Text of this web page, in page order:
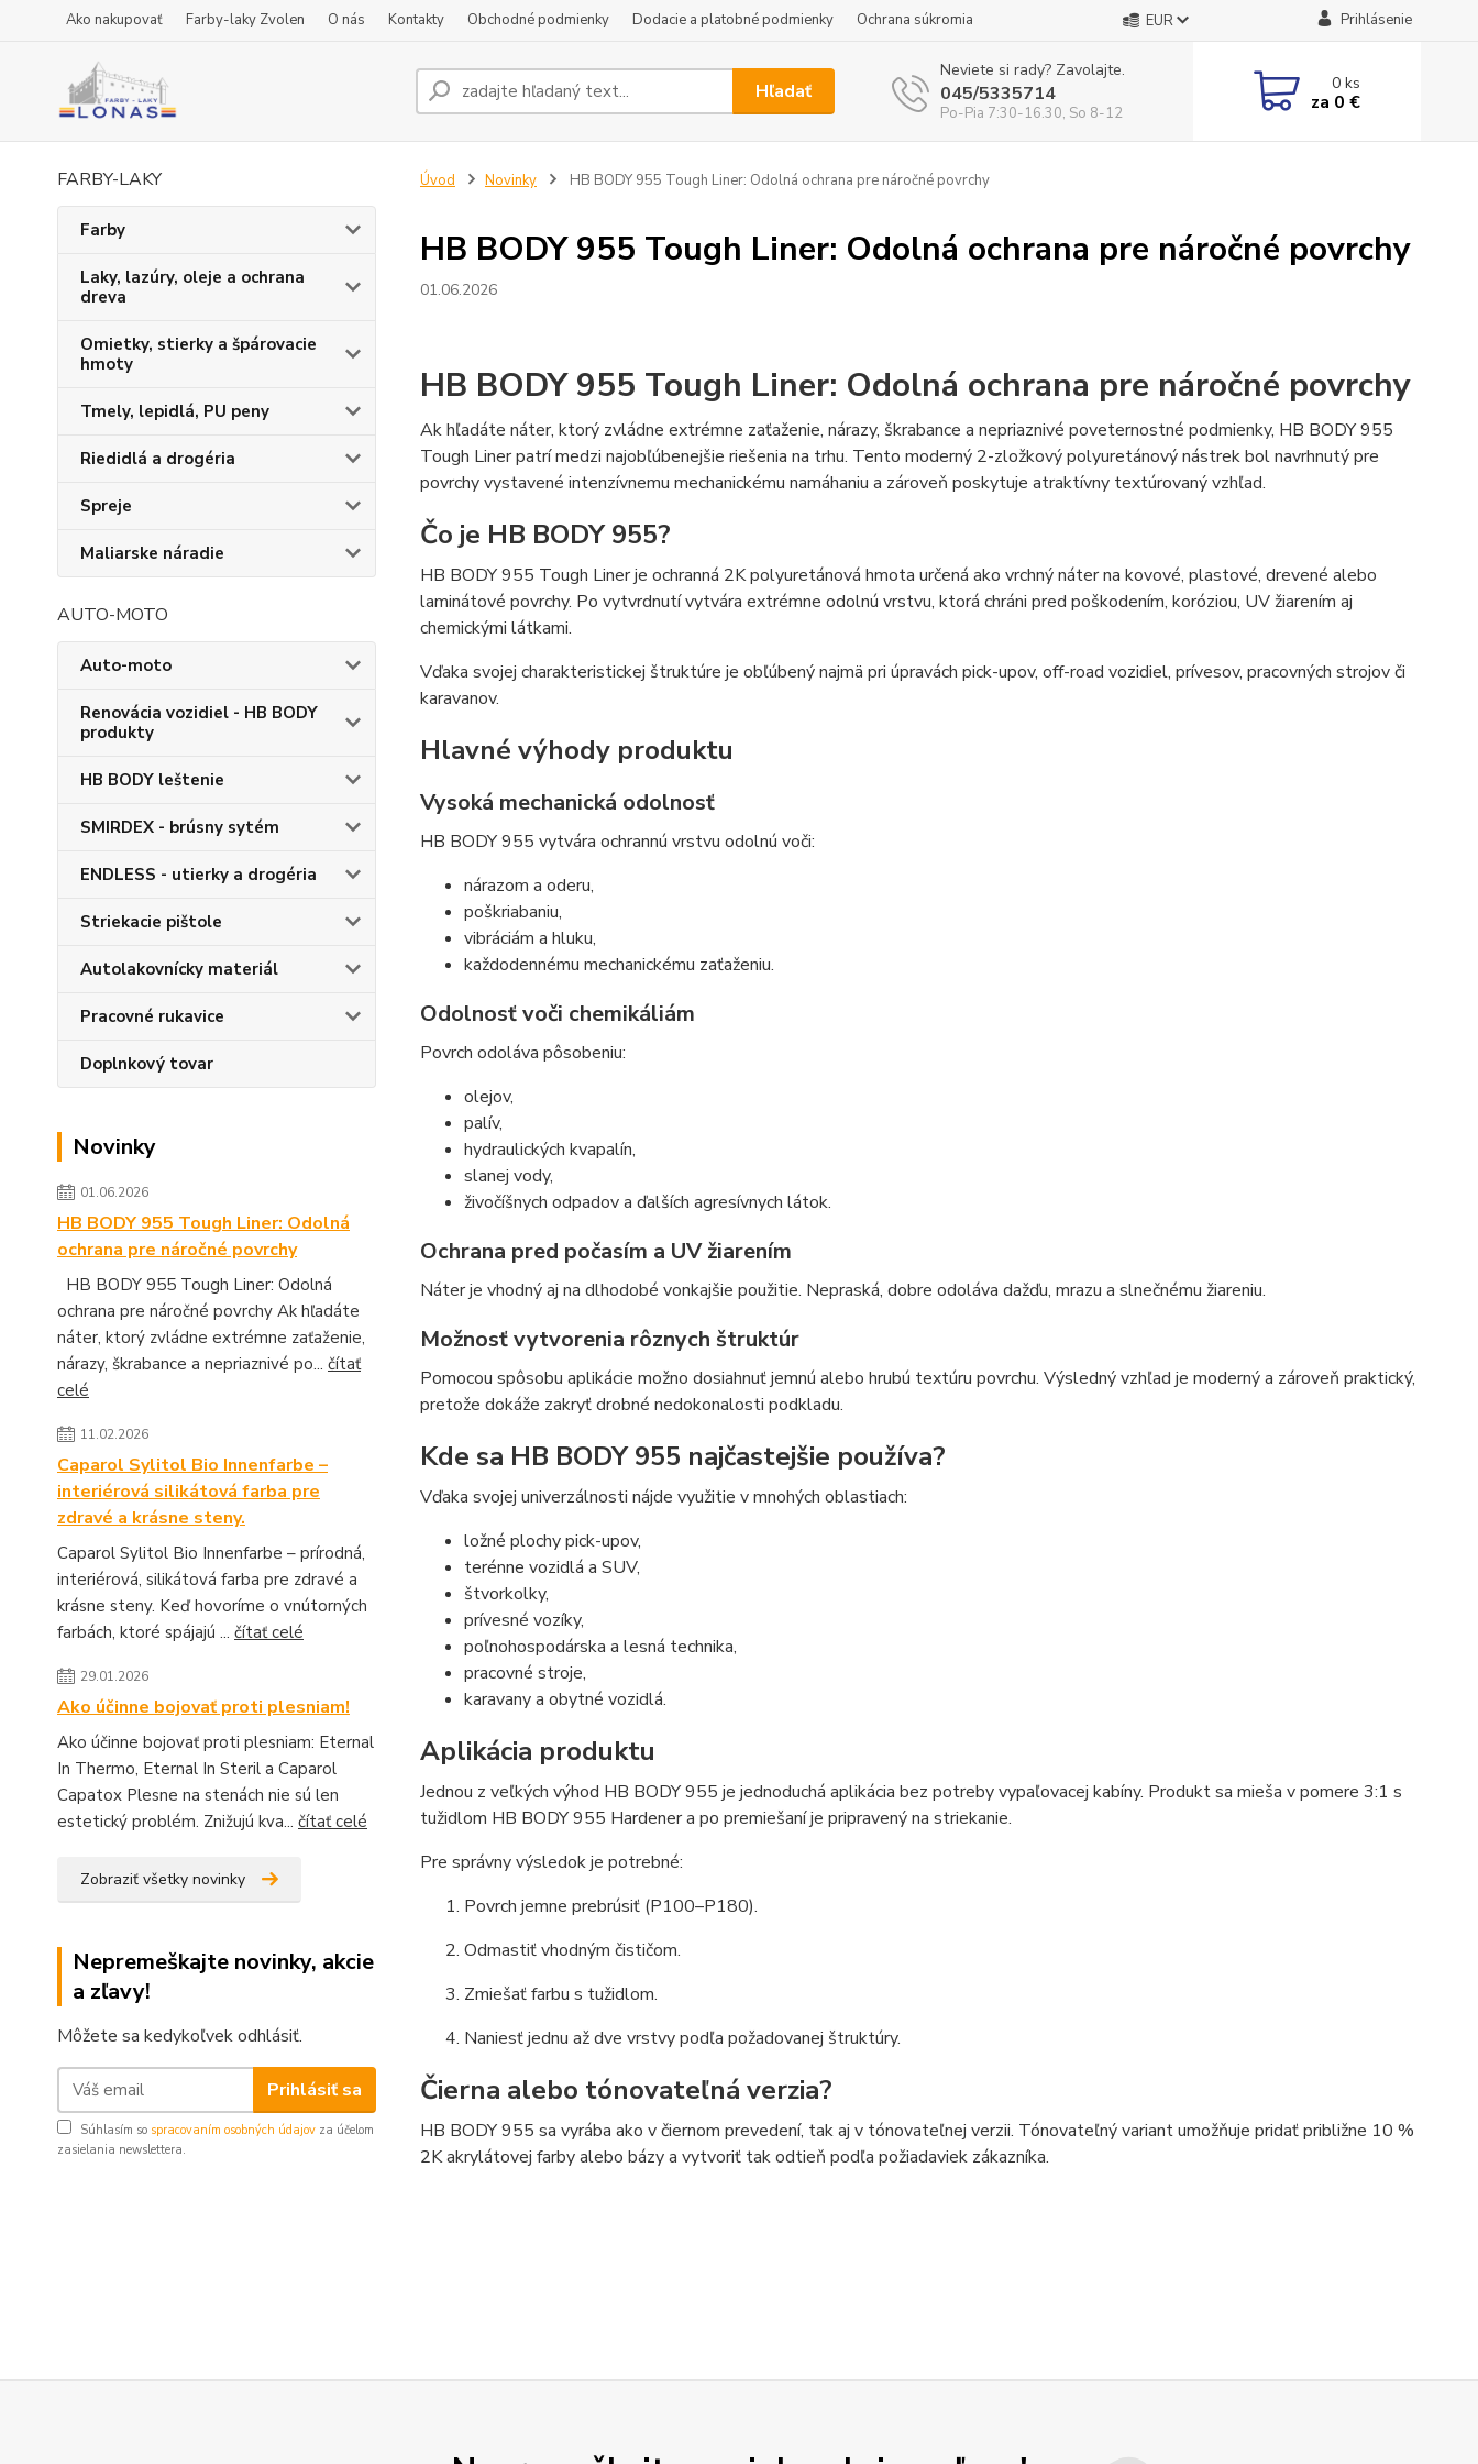
Ako nakupovať Farby-laky Zvolen O nás Kontakty Obchodné podmienky Dodacie a platobné podmienky Ochrana súkromia EUR Prihlásenie
Hľadať
Neviete si rady? Zavolajte.
045/5335714
Po-Pia 7:30-16.30, So 8-12
0ks
za 0 €
FARBY-LAKY
Farby
Laky, lazúry, oleje a ochrana
dreva
Omietky, stierky a špárovacie
hmoty
Tmely, lepidlá, PU peny
Riedidlá a drogéria
Spreje
Maliarske náradie
AUTO-MOTO
Auto-moto
Renovácia vozidiel - HB BODY
produkty
HB BODY leštenie
SMIRDEX - brúsny sytém
ENDLESS - utierky a drogéria
Striekacie pištole
Autolakovnícky materiál
Pracovné rukavice
Doplnkový tovar
Novinky
01.06.2026
HB BODY 955 Tough Liner: Odolná
ochrana pre náročné povrchy
HB BODY 955 Tough Liner: Odolná
ochrana pre náročné povrchy Ak hľadáte
náter, ktorý zvládne extrémne zaťaženie,
nárazy, škrabance a nepriaznivé po... čítať
celé
11.02.2026
Caparol Sylitol Bio Innenfarbe –
interiérová silikátová farba pre
zdravé a krásne steny.
Caparol Sylitol Bio Innenfarbe – prírodná,
interiérová, silikátová farba pre zdravé a
krásne steny. Keď hovoríme o vnútorných
farbách, ktoré spájajú ... čítať celé
29.01.2026
Ako účinne bojovať proti plesniam!
Ako účinne bojovať proti plesniam: Eternal
In Thermo, Eternal In Steril a Caparol
Capatox Plesne na stenách nie sú len
estetický problém. Znižujú kva... čítať celé
Zobraziť všetky novinky
Nepremeškajte novinky, akcie
a zľavy!
Môžete sa kedykoľvek odhlásiť.
Prihlásiť sa
Súhlasím so spracovaním osobných údajov za účelom
zasielania newslettera.
Úvod Novinky HB BODY 955 Tough Liner: Odolná ochrana pre náročné povrchy
HB BODY 955 Tough Liner: Odolná ochrana pre náročné povrchy
01.06.2026
HB BODY 955 Tough Liner: Odolná ochrana pre náročné povrchy
Ak hľadáte náter, ktorý zvládne extrémne zaťaženie, nárazy, škrabance a nepriaznivé poveternostné podmienky, HB BODY 955
Tough Liner patrí medzi najobľúbenejšie riešenia na trhu. Tento moderný 2-zložkový polyuretánový nástrek bol navrhnutý pre
povrchy vystavené intenzívnemu mechanickému namáhaniu a zároveň poskytuje atraktívny textúrovaný vzhľad.
Čo je HB BODY 955?
HB BODY 955 Tough Liner je ochranná 2K polyuretánová hmota určená ako vrchný náter na kovové, plastové, drevené alebo
laminátové povrchy. Po vytvrdnutí vytvára extrémne odolnú vrstvu, ktorá chráni pred poškodením, koróziou, UV žiarením aj
chemickými látkami.
Vďaka svojej charakteristickej štruktúre je obľúbený najmä pri úpravách pick-upov, off-road vozidiel, prívesov, pracovných strojov či
karavanov.
Hlavné výhody produktu
Vysoká mechanická odolnosť
HB BODY 955 vytvára ochrannú vrstvu odolnú voči:
nárazom a oderu,
poškriabaniu,
vibráciám a hluku,
každodennému mechanickému zaťaženiu.
Odolnosť voči chemikáliám
Povrch odoláva pôsobeniu:
olejov,
palív,
hydraulických kvapalín,
slanej vody,
živočíšnych odpadov a ďalších agresívnych látok.
Ochrana pred počasím a UV žiarením
Náter je vhodný aj na dlhodobé vonkajšie použitie. Nepraská, dobre odoláva dažďu, mrazu a slnečnému žiareniu.
Možnosť vytvorenia rôznych štruktúr
Pomocou spôsobu aplikácie možno dosiahnuť jemnú alebo hrubú textúru povrchu. Výsledný vzhľad je moderný a zároveň praktický,
pretože dokáže zakryť drobné nedokonalosti podkladu.
Kde sa HB BODY 955 najčastejšie používa?
Vďaka svojej univerzálnosti nájde využitie v mnohých oblastiach:
ložné plochy pick-upov,
terénne vozidlá a SUV,
štvorkolky,
prívesné vozíky,
poľnohospodárska a lesná technika,
pracovné stroje,
karavany a obytné vozidlá.
Aplikácia produktu
Jednou z veľkých výhod HB BODY 955 je jednoduchá aplikácia bez potreby vypaľovacej kabíny. Produkt sa mieša v pomere 3:1 s
tužidlom HB BODY 955 Hardener a po premiešaní je pripravený na striekanie.
Pre správny výsledok je potrebné:
Povrch jemne prebrúsiť (P100–P180).
Odmastiť vhodným čističom.
Zmiešať farbu s tužidlom.
Naniesť jednu až dve vrstvy podľa požadovanej štruktúry.
Čierna alebo tónovateľná verzia?
HB BODY 955 sa vyrába ako v čiernom prevedení, tak aj v tónovateľnej verzii. Tónovateľný variant umožňuje pridať približne 10 %
2K akrylátovej farby alebo bázy a vytvoriť tak odtieň podľa požiadaviek zákazníka.